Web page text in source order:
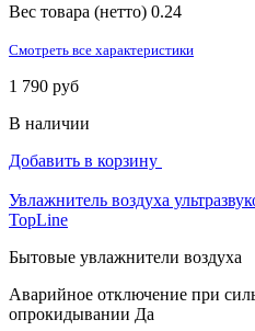
Вес товара (нетто) 0.24
Смотреть все характеристики
1 790 руб
В наличии
Добавить в корзину
Увлажнитель воздуха
TopLine
Бытовые увлажнители воздуха
Аварийное отключение при
опрокидывании Да